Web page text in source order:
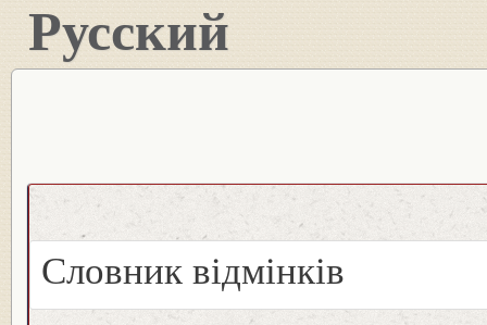
Русский
Словник відмінків